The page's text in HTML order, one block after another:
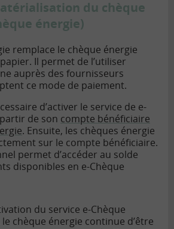
du chèque
énergie)
remplace le chèque énergie
Il permet de l’utiliser
auprès des fournisseurs
ce mode de paiement.
d’activer le service de e-
de son compte bénéficiaire
. Ensuite, les chèques énergie
sur le compte bénéficiaire.
permet d’accéder au solde
disponibles en e-Chèque
du service e-Chèque
chèque énergie continue d’être